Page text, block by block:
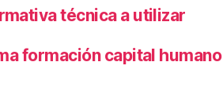
técnica a utilizar
formación capital humano